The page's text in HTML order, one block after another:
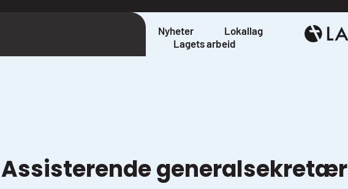
Nyheter
Lokallag
Lagets arbeid
generalsekretær